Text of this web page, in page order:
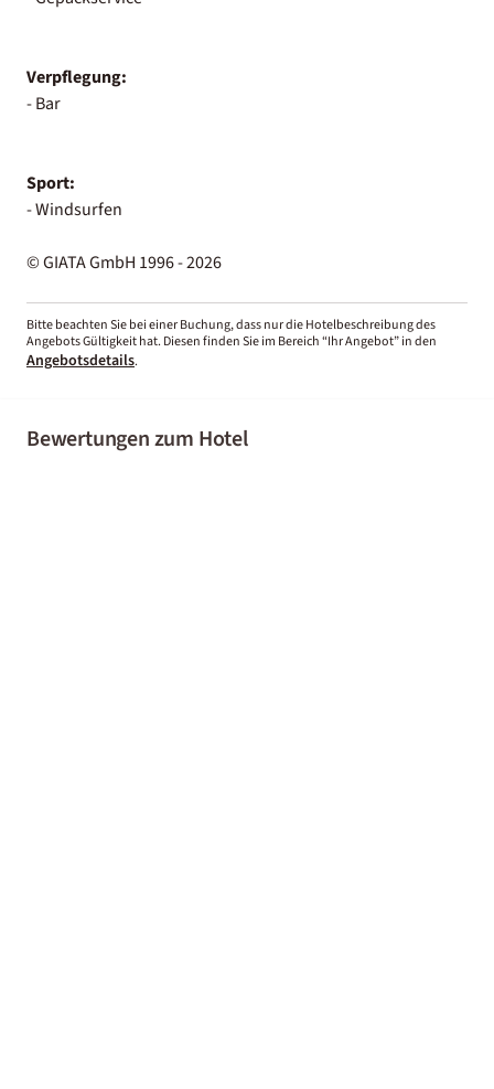
Verpflegung:
- Bar
Sport:
- Windsurfen
© GIATA GmbH 1996 - 2026
Bitte beachten Sie bei einer Buchung, dass nur die Hotelbeschreibung des
Angebots Gültigkeit hat. Diesen finden Sie im Bereich “Ihr Angebot” in den
Angebotsdetails.
Bewertungen zum Hotel